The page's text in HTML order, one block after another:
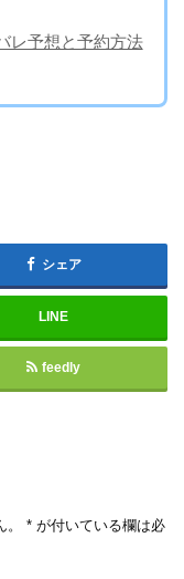
レ予想と予約方法
シェア
LINE
feedly
* が付いている欄は必